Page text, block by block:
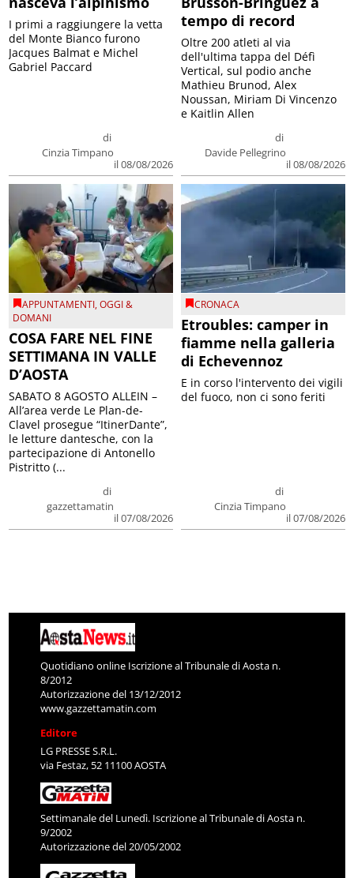
di
Cinzia Timpano
il 08/08/2026
I primi a raggiungere la vetta
del Monte Bianco furono
Jacques Balmat e Michel
Gabriel Paccard
tempo di record
di
Davide Pellegrino
il 08/08/2026
Oltre 200 atleti al via
dell'ultima tappa del Défì
Vertical, sul podio anche
Mathieu Brunod, Alex
Noussan, Miriam Di Vincenzo
e Kaitlin Allen
APPUNTAMENTI,OGGI &
DOMANI
COSA FARE NEL FINE
SETTIMANA IN VALLE
D’AOSTA
di
gazzettamatin
il 07/08/2026
SABATO 8 AGOSTO ALLEIN –
All’area verde Le Plan-de-
Clavel prosegue “ItinerDante”,
le letture dantesche, con la
partecipazione di Antonello
Pistritto (...
CRONACA
Etroubles: camper in
fiamme nella galleria
di Echevennoz
di
Cinzia Timpano
il 07/08/2026
E in corso l'intervento dei vigili
del fuoco, non ci sono feriti
Quotidiano online Iscrizione al Tribunale di Aosta n.
8/2012
Autorizzazione del 13/12/2012
www.gazzettamatin.com
Editore
LG PRESSE S.R.L.
via Festaz, 52 11100 AOSTA
Settimanale del Lunedì. Iscrizione al Tribunale di Aosta n.
9/2002
Autorizzazione del 20/05/2002